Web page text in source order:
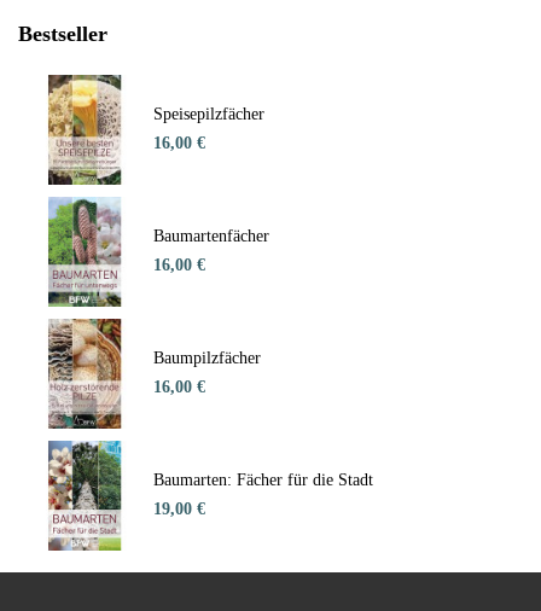
Bestseller
Speisepilzfächer
16,00 €
Baumartenfächer
16,00 €
Baumpilzfächer
16,00 €
Baumarten: Fächer für die Stadt
19,00 €